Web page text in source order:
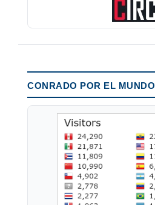
CONRADO POR EL MUNDO